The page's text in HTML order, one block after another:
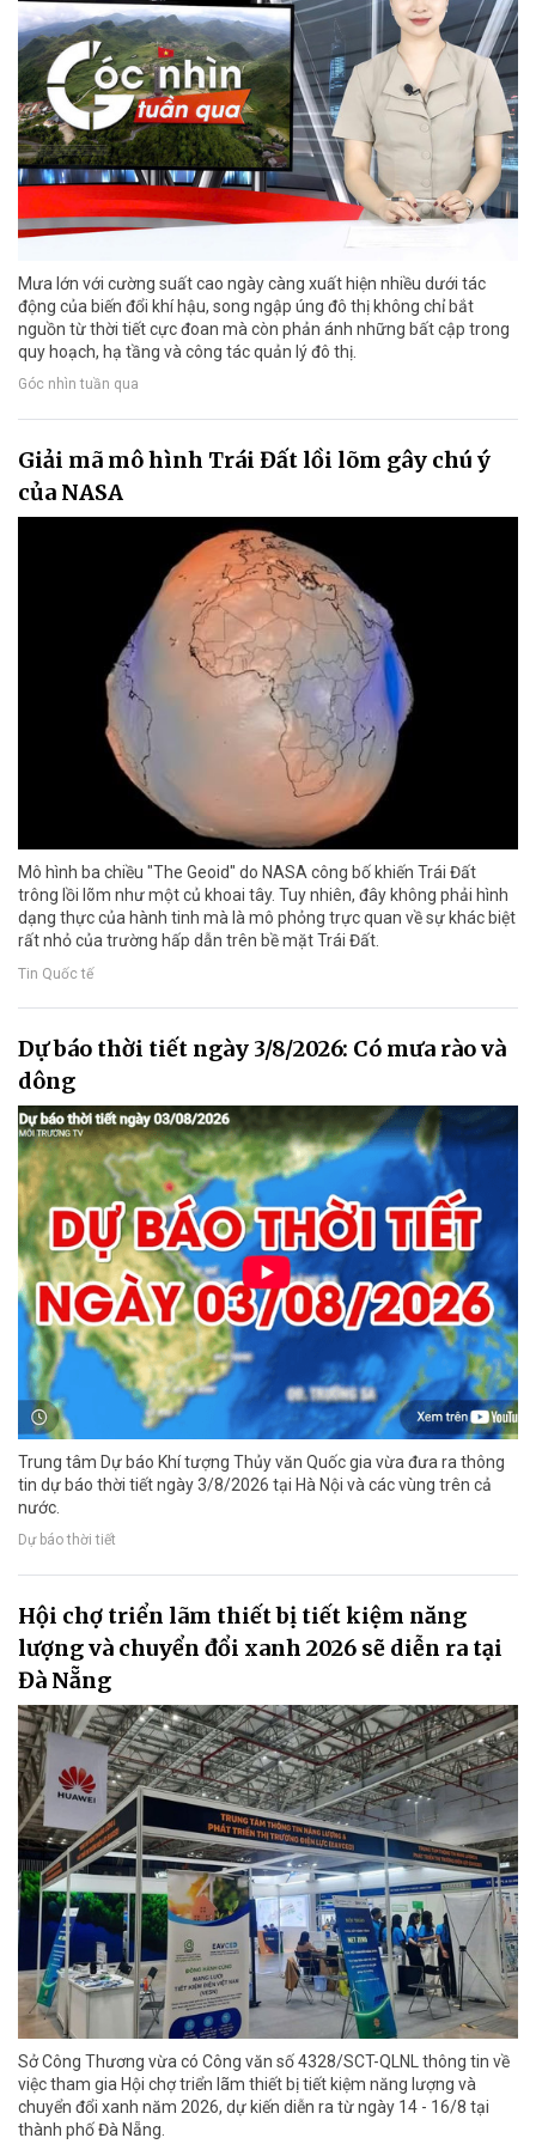
Mưa lớn với cường suất cao ngày càng xuất hiện nhiều dưới tác
động của biến đổi khí hậu, song ngập úng đô thị không chỉ bắt
nguồn từ thời tiết cực đoan mà còn phản ánh những bất cập trong
quy hoạch, hạ tầng và công tác quản lý đô thị.
Góc nhìn tuần qua
Giải mã mô hình Trái Đất lồi lõm gây chú ý
của NASA
Mô hình ba chiều "The Geoid" do NASA công bố khiến Trái Đất
trông lồi lõm như một củ khoai tây. Tuy nhiên, đây không phải hình
dạng thực của hành tinh mà là mô phỏng trực quan về sự khác biệt
rất nhỏ của trường hấp dẫn trên bề mặt Trái Đất.
Tin Quốc tế
Dự báo thời tiết ngày 3/8/2026: Có mưa rào và
dông
Trung tâm Dự báo Khí tượng Thủy văn Quốc gia vừa đưa ra thông
tin dự báo thời tiết ngày 3/8/2026 tại Hà Nội và các vùng trên cả
nước.
Dự báo thời tiết
Hội chợ triển lãm thiết bị tiết kiệm năng
lượng và chuyển đổi xanh 2026 sẽ diễn ra tại
Đà Nẵng
Sở Công Thương vừa có Công văn số 4328/SCT-QLNL thông tin về
việc tham gia Hội chợ triển lãm thiết bị tiết kiệm năng lượng và
chuyển đổi xanh năm 2026, dự kiến diễn ra từ ngày 14 - 16/8 tại
thành phố Đà Nẵng.